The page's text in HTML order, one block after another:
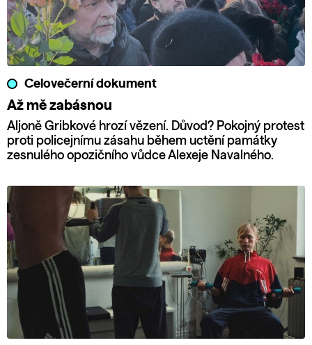
Celovečerní dokument
Až mě zabásnou
Aljoně Gribkové hrozí vězení. Důvod? Pokojný protest
proti policejnímu zásahu během uctění památky
zesnulého opozičního vůdce Alexeje Navalného.